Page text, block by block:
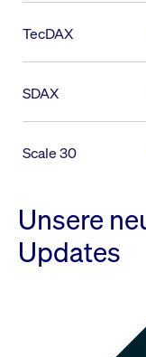
TecDAX
SDAX
Scale 30
Unsere
Updates